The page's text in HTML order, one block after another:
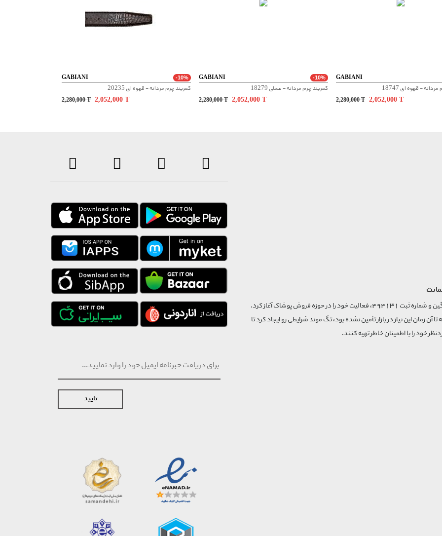
GABIANI -10%
کمربند چرم مردانه - قهوه ای 20235
2,280,000T 2,052,000 T
GABIANI -10%
کمربند چرم مردانه - عسلی 18279
2,280,000T 2,052,000 T
GABIANI
- قهوه ای 18747
2,280,000T 2,052,000 T
تایید
فروشگاه تگ موند از سال 1395 با نام ثبتی گسترش و نوآوری تگین و شماره ثبت 494131، فعالیت خود را در حوزه فروش پوشاک آغاز کرد.
تا آن زمان این نیاز در بازار تأمین نشده بود، تگ موند شرایطی رو ایجاد کرد تا
خود را با اطمینان خاطر تهیه کنند.